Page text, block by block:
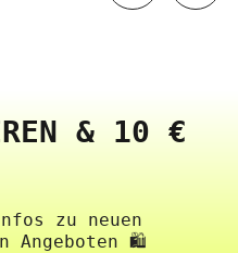
& 10 €
zu neuen
Angeboten 🛍️